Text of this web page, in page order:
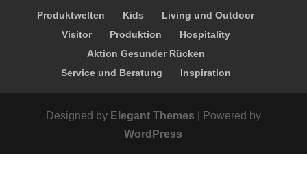
Produktwelten Kids
Living und Outdoor
Visitor
Produktion
Hospitality
Aktion Gesunder Rücken
Service und Beratung
Inspiration
Designed by Elegant Themes | Powered by
WordPress